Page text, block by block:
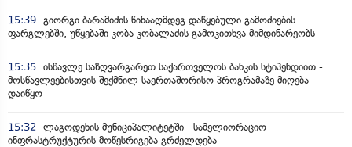
15:39 გიორგი ბარამიძის წინააღმდეგ დაწყებული გამოძიების
ფარგლებში, უწყებაში კობა კობალაძის გამოკითხვა მიმდინარეობს
15:35 ისწავლე საზღვარგარეთ საქართველოს ბანკის სტიპენდიით -
მოსწავლეებისთვის შექმნილ საერთაშორისო პროგრამაზე მიღება
დაიწყო
15:32
ლაგოდეხის მუნიციპალიტეტში სამელიორაციო
ინფრასტრუქტურის მოწესრიგება გრძელდება